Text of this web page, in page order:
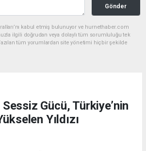
Gönder
kabul etmiş bulunuyor ve hurnethaber.com
ilgili doğrudan veya dolaylı tüm sorumluluğu tek
tüm yorumlardan site yönetimi hiçbir şekilde
Gücü, Türkiye’nin
Yıldızı